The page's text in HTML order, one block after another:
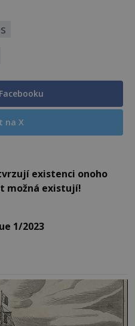
na X
existenci onoho
možná existují!
1/2023